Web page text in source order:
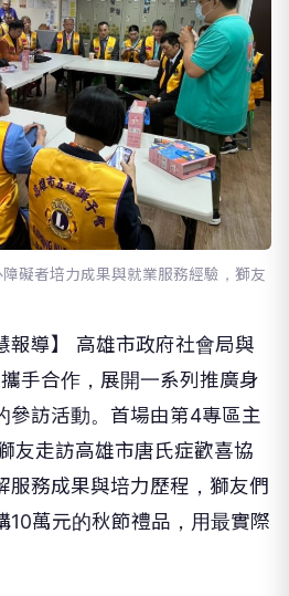
礙者培力成果與就業服務經驗，獅友
報導】 高雄市政府社會局與
手合作，展開一系列推廣身
參訪活動。首場由第4專區主
友走訪高雄市唐氏症歡喜協
服務成果與培力歷程，獅友們
10萬元的秋節禮品，用最實際